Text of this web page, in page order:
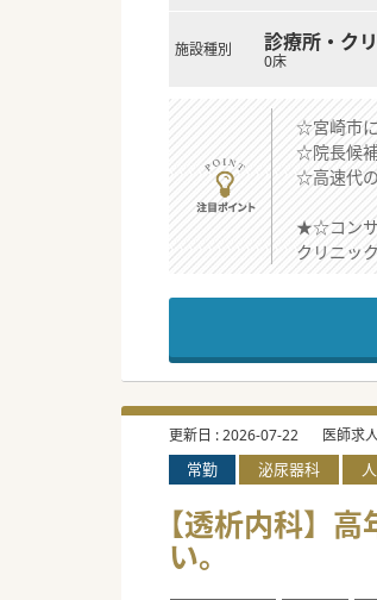
施設種別 診療所・ク
0床
☆宮崎市
☆院長候
☆高速代
★☆コン
クリニッ
県外から
PTA対応
#秋入職可
更新日 :2026-07-22 医師求
常勤 泌尿器科
【透析内科】
い。